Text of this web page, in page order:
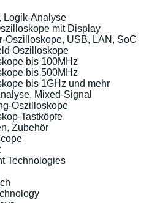
Logik-Analyse
mit Display
Oszilloskope, USB, LAN, SoC
Oszilloskope
bis 100MHz
bis 500MHz
bis 1GHz und mehr
Mixed-Signal
Oszilloskope
Tastköpfe
Zubehör
Technologies